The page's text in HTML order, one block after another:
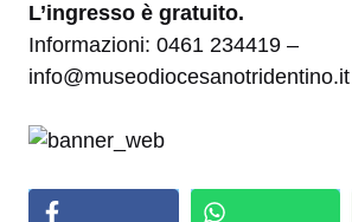
L’ingresso è gratuito.
Informazioni: 0461 234419 –
info@museodiocesanotridentino.it